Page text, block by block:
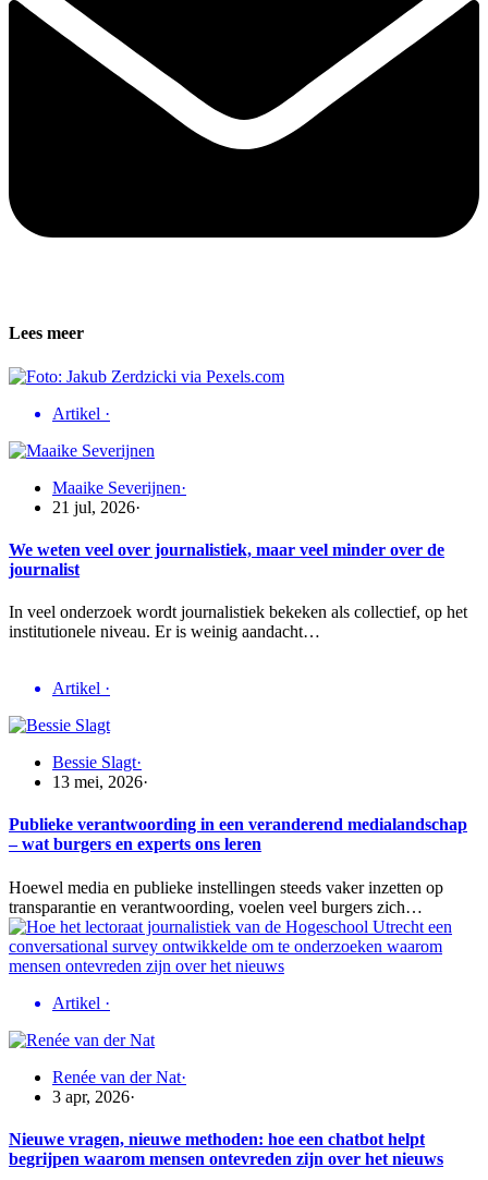
Lees meer
Artikel ·
Maaike Severijnen·
21 jul, 2026·
We weten veel over journalistiek, maar veel minder over de
journalist
In veel onderzoek wordt journalistiek bekeken als collectief, op het
institutionele niveau. Er is weinig aandacht…
Artikel ·
Bessie Slagt·
13 mei, 2026·
Publieke verantwoording in een veranderend medialandschap
– wat burgers en experts ons leren
Hoewel media en publieke instellingen steeds vaker inzetten op
transparantie en verantwoording, voelen veel burgers zich…
Artikel ·
Renée van der Nat·
3 apr, 2026·
Nieuwe vragen, nieuwe methoden: hoe een chatbot helpt
begrijpen waarom mensen ontevreden zijn over het nieuws